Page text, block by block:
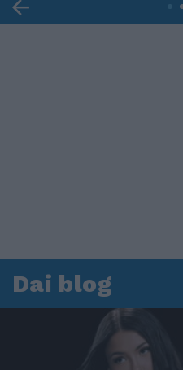
Dai blog